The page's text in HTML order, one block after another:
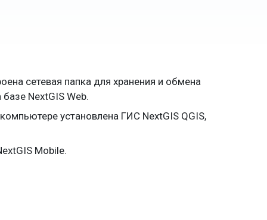
сетевая папка для хранения и обмена
NextGIS Web.
установлена ГИС NextGIS QGIS,
Mobile.